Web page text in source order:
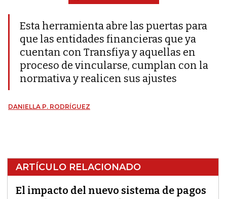
Esta herramienta abre las puertas para
que las entidades financieras que ya
cuentan con Transfiya y aquellas en
proceso de vincularse, cumplan con la
normativa y realicen sus ajustes
DANIELLA P. RODRÍGUEZ
ARTÍCULO RELACIONADO
El impacto del nuevo sistema de pagos